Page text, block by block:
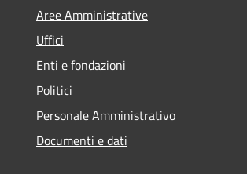
Aree Amministrative
Uffici
Enti e fondazioni
Politici
Personale Amministrativo
Documenti e dati